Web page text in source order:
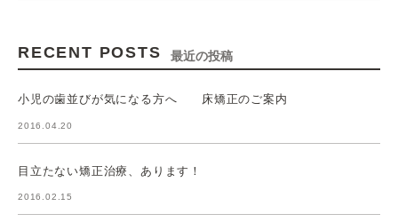
RECENT POSTS 最近の投稿
小児の歯並びが気になる方へ 床矯正のご案内
2016.04.20
目立たない矯正治療、あります！
2016.02.15